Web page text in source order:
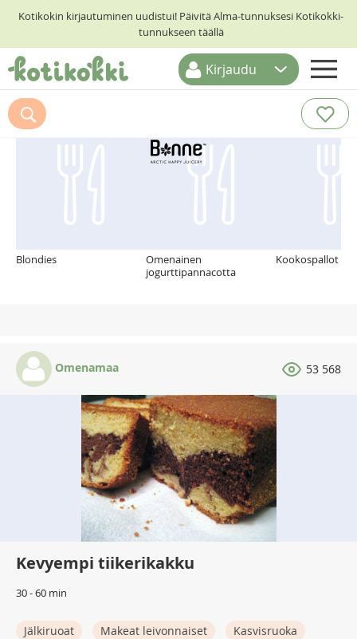
Kotikokin kirjautuminen uudistui! Päivitä Alma-tunnuksesi Kotikokki-
tunnukseen täällä
ETUSIVU
RESEPTIHAKU
Kirjaudu
Suosittelemme myös
Blondies
Omenainen
jogurttipannacotta
Kookospallot
Omenamaa 53 568
Kevyempi tiikerikakku
30 - 60 min
Jälkiruoat Makeat leivonnaiset Kasvisruoka